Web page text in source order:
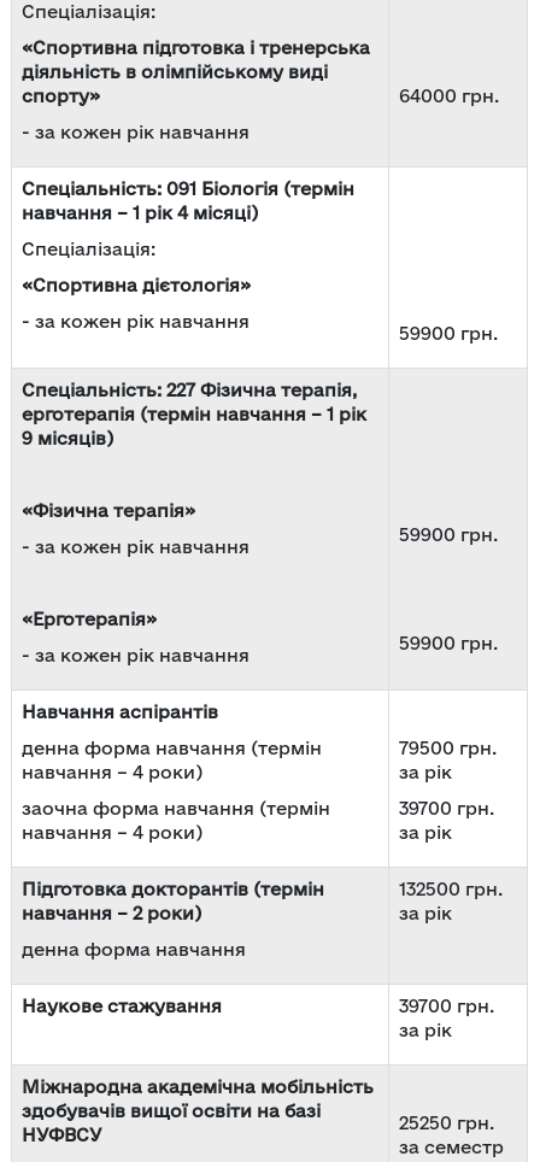
Спеціалізація:
«Спортивна підготовка і тренерська
діяльність в олімпійському виді
спорту»
- за кожен рік навчання
64000 грн.
Спеціальність: 091 Біологія (термін
навчання – 1 рік 4 місяці)
Спеціалізація:
«Спортивна дієтологія»
- за кожен рік навчання
59900 грн.
Спеціальність: 227 Фізична терапія,
ерготерапія (термін навчання – 1 рік
9 місяців)
«Фізична терапія»
- за кожен рік навчання
«Ерготерапія»
- за кожен рік навчання
59900 грн.
59900 грн.
Навчання аспірантів
денна форма навчання (термін
навчання – 4 роки)
заочна форма навчання (термін
навчання – 4 роки)
79500 грн.
за рік
39700 грн.
за рік
Підготовка докторантів (термін
навчання – 2 роки)
денна форма навчання
132500 грн.
за рік
Наукове стажування
39700 грн.
за рік
Міжнародна академічна мобільність
здобувачів вищої освіти на базі
НУФВСУ
25250 грн.
за семестр